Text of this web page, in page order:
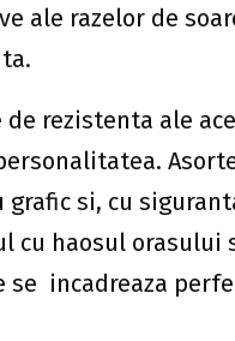
ale razelor de
rezistenta ale
grafic si, cu
cu haosul orasului
incadreaza